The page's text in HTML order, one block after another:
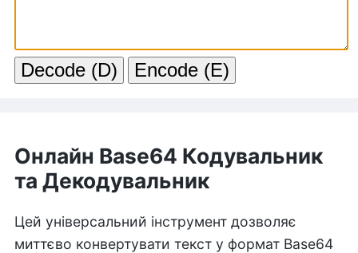
Онлайн Base64 Кодувальник
та Декодувальник
Цей універсальний інструмент дозволяє
миттєво конвертувати текст у формат Base64